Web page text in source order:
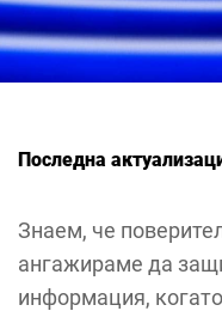
Последна
Знаем, че
ангажираме да
информация,